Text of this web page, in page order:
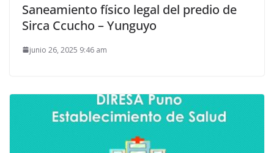
Saneamiento físico legal del predio de
Sirca Ccucho – Yunguyo
junio 26, 2025 9:46 am